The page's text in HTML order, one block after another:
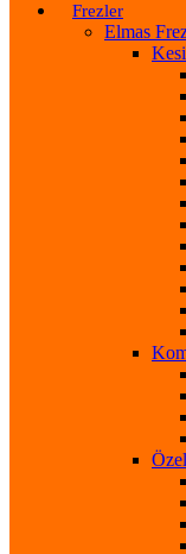
Frezler
Elmas